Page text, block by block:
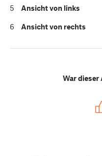
5 Ansicht von links
6 Ansicht von rechts
War